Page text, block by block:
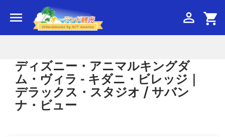
 shopping_cart

ディズニー・アニマルキングダ
ム・ヴィラ - キダニ・ビレッジ｜
デラックス・スタジオ / サバン
ナ・ビュー